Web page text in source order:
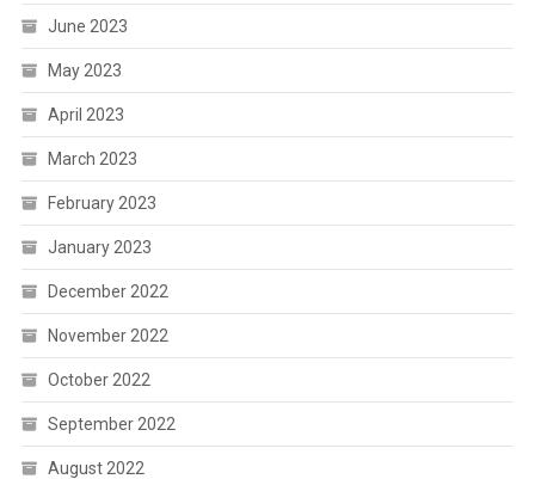
June 2023
May 2023
April 2023
March 2023
February 2023
January 2023
December 2022
November 2022
October 2022
September 2022
August 2022